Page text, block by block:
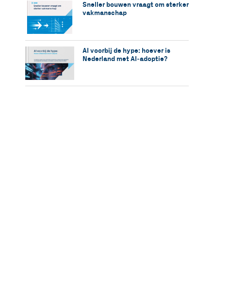
Sneller bouwen vraagt om sterker
vakmanschap
AI voorbij de hype: hoever is
Nederland met AI‑adoptie?